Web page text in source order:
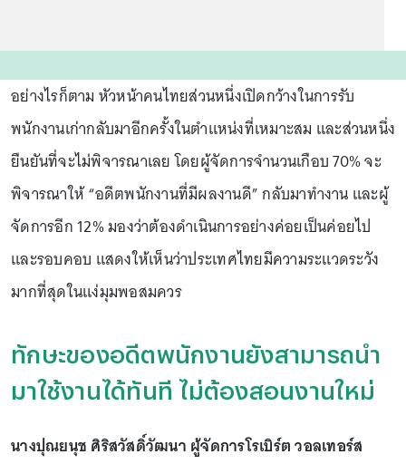
อย่างไรก็ตาม หัวหน้าคนไทยส่วนหนึ่งเปิดกว้างในการรับ
พนักงานเก่ากลับมาอีกครั้งในตำแหน่งที่เหมาะสม และส่วนหนึ่ง
ยืนยันที่จะไม่พิจารณาเลย โดยผู้จัดการจำนวนเกือบ 70% จะ
พิจารณาให้ “อดีตพนักงานที่มีผลงานดี” กลับมาทำงาน และผู้
จัดการอีก 12% มองว่าต้องดำเนินการอย่างค่อยเป็นค่อยไป
และรอบคอบ แสดงให้เห็นว่าประเทศไทยมีความระแวดระวัง
มากที่สุดในแง่มุมพอสมควร
ทักษะของอดีตพนักงานยังสามารถนำ
มาใช้งานได้ทันที ไม่ต้องสอนงานใหม่
นางปุณยนุช ศิริสวัสดิ์วัฒนา ผู้จัดการโรเบิร์ต วอลเทอร์ส